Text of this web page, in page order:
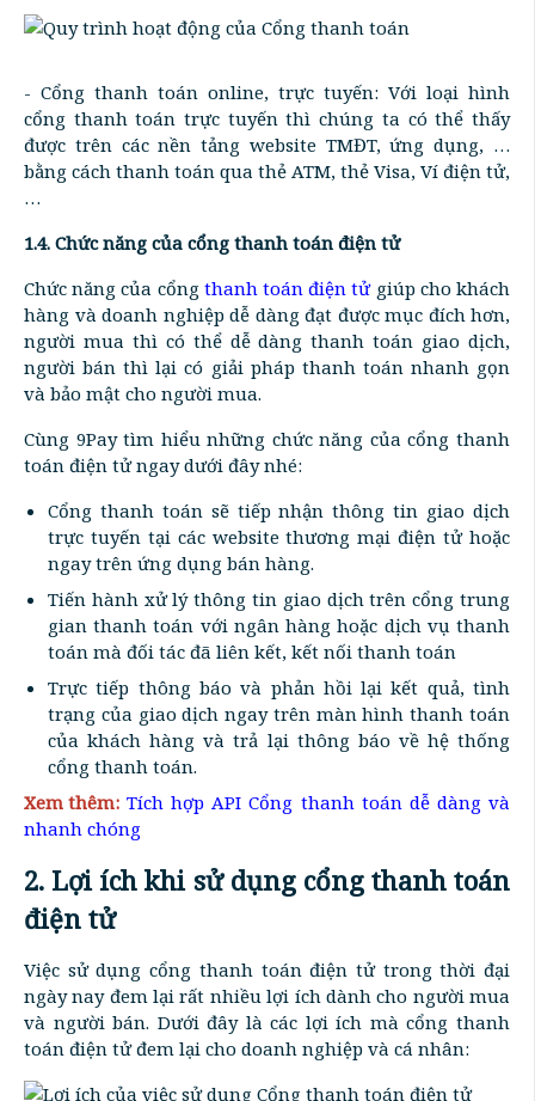
- Cổng thanh toán online, trực tuyến: Với loại hình
cổng thanh toán trực tuyến thì chúng ta có thể thấy
được trên các nền tảng website TMĐT, ứng dụng, …
bằng cách thanh toán qua thẻ ATM, thẻ Visa, Ví điện tử,
…
1.4. Chức năng của cổng thanh toán điện tử
Chức năng của cổng thanh toán điện tửgiúp cho khách
hàng và doanh nghiệp dễ dàng đạt được mục đích hơn,
người mua thì có thể dễ dàng thanh toán giao dịch,
người bán thì lại có giải pháp thanh toán nhanh gọn
và bảo mật cho người mua.
Cùng 9Pay tìm hiểu những chức năng của cổng thanh
toán điện tử ngay dưới đây nhé:
Cổng thanh toán sẽ tiếp nhận thông tin giao dịch
trực tuyến tại các website thương mại điện tử hoặc
ngay trên ứng dụng bán hàng.
Tiến hành xử lý thông tin giao dịch trên cổng trung
gian thanh toán với ngân hàng hoặc dịch vụ thanh
toán mà đối tác đã liên kết, kết nối thanh toán
Trực tiếp thông báo và phản hồi lại kết quả, tình
trạng của giao dịch ngay trên màn hình thanh toán
của khách hàng và trả lại thông báo về hệ thống
cổng thanh toán.
Xem thêm: Tích hợp API Cổng thanh toán dễ dàng và
nhanh chóng
2. Lợi ích khi sử dụng cổng thanh toán
điện tử
Việc sử dụng cổng thanh toán điện tử trong thời đại
ngày nay đem lại rất nhiều lợi ích dành cho người mua
và người bán. Dưới đây là các lợi ích mà cổng thanh
toán điện tử đem lại cho doanh nghiệp và cá nhân: